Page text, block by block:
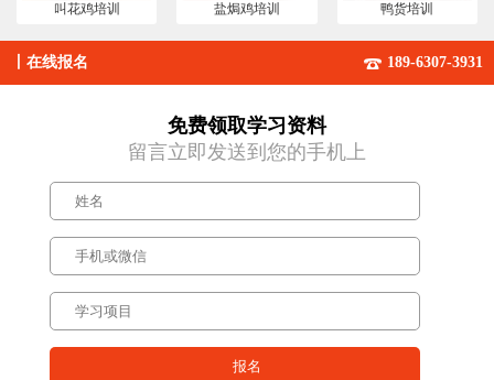
叫花鸡培训 盐焗鸡培训 鸭货培训
在线报名 189-6307-3931
免费领取学习资料
留言立即发送到您的手机上